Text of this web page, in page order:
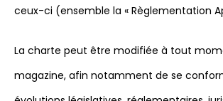
ceux-ci (ensemble la « Règlementation
La charte peut être modifiée à tout
magazine, afin notamment de se